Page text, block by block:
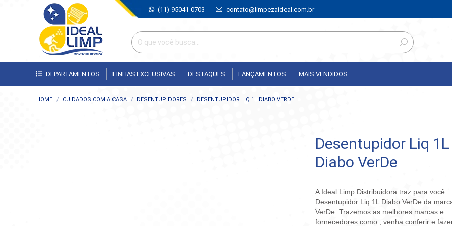
(11) 95041-0703 contato@limpezaideal.com.br
DEPARTAMENTOS LINHAS EXCLUSIVAS DESTAQUES LANÇAMENTOS MAIS VENDIDOS
Você está aqui:
HOME CUIDADOS COM A CASA DESENTUPIDORES DESENTUPIDOR LIQ 1L DIABO VERDE
Desentupidor Liq 1L
Diabo VerDe
A Ideal Limp Distribuidora traz para você
Desentupidor Liq 1L Diabo VerDe da
VerDe. Trazemos as melhores marcas e
fornecedores como , venha conferir e